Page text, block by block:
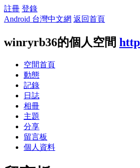
註冊 登錄
Android 台灣中文網 返回首頁
winryrb36的個人空間
空間首頁
動態
記錄
日誌
相冊
主題
分享
留言板
個人資料